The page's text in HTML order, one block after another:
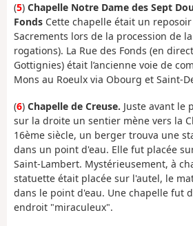
(5) Chapelle Notre Dame des Sept
Fonds Cette chapelle était un
Sacrements lors de la procession de
rogations). La Rue des Fonds (en
Gottignies) était l’ancienne voie de
Mons au Roeulx via Obourg et Saint-
(6) Chapelle de Creuse. Juste avant le
sur la droite un sentier mène vers la
16ème siècle, un berger trouva une
dans un point d'eau. Elle fut placée
Saint-Lambert. Mystérieusement, à
statuette était placée sur l'autel, le
dans le point d'eau. Une chapelle fut
endroit "miraculeux".